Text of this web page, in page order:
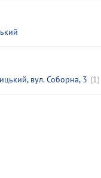
вул. Соборна, 3 (1)